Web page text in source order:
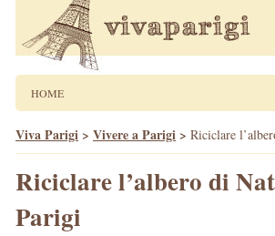
HOME
Viva Parigi > Vivere a Parigi > Riciclare
Riciclare l’albero di
Parigi